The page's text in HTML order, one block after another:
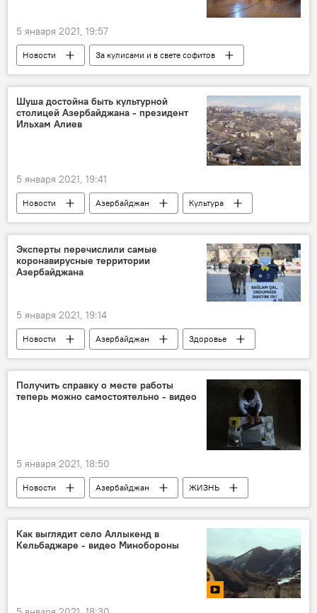
5 января 2021, 19:57
Новости
За кулисами и в свете софитов
Азербайджан
Культура
ЖИЗНЬ
конкурс
дети
таланты
Баку
Шуша достойна быть культурной
столицей Азербайджана - президент
Ильхам Алиев
5 января 2021, 19:41
Новости Азербайджан
Культура
ЖИЗНЬ
Карабах
Ильхам Алиев
Эксперты перечислили самые
коронавирусные территории
Азербайджана
5 января 2021, 19:14
Новости Азербайджан
Здоровье
ЖИЗНЬ
Баку
Коронавирус
Статистика
Получить справку о месте работы
теперь можно самостоятельно - видео
5 января 2021, 18:50
Новости Азербайджан
ЖИЗНЬ
ТЕХНОЛОГИИ
Экономика
Министерство труда и социальной защиты населения АР
электронная справка
Онлайн
Как выглядит село Аллыкенд в
Кельбаджаре - видео Минобороны